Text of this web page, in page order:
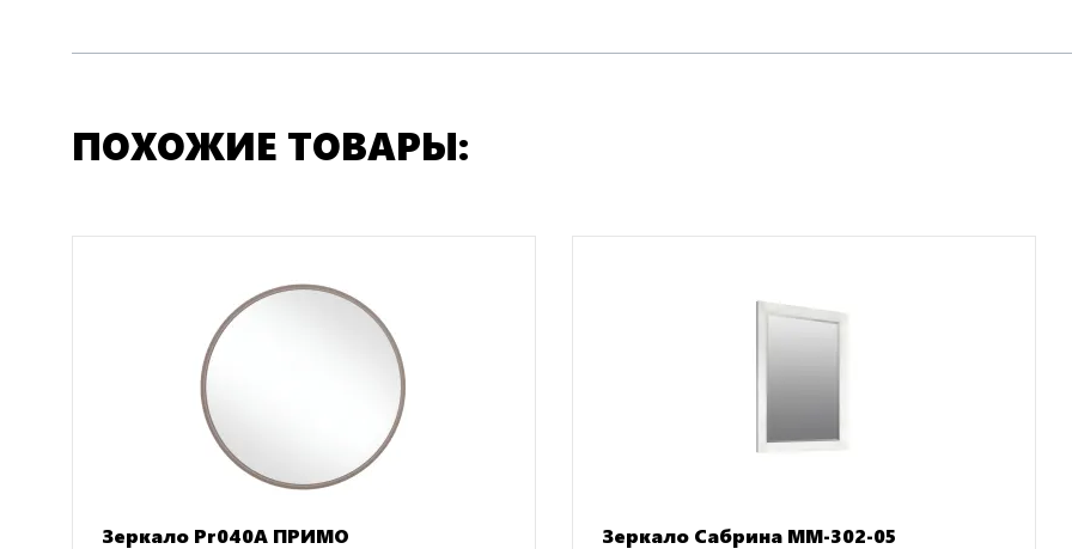
ПОХОЖИЕ ТОВАРЫ:
Зеркало Pr040A ПРИМО Зеркало Сабрина ММ-302-05